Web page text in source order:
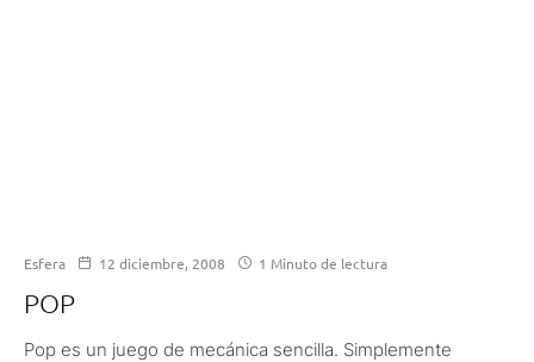
Esfera 12 diciembre, 2008 1 Minuto de lectura
POP
Pop es un juego de mecánica sencilla. Simplemente